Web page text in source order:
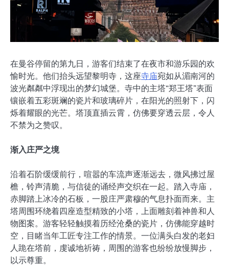
在曼谷停留的第九日，游客们结束了在夜市和游乐园的欢
愉时光。他们抬头远望黎明寺，这座寺庙宛如从湄南河的
波光粼粼中浮现出的梦幻城堡。寺中的主塔“郑王塔”表面
镶嵌着五彩斑斓的瓷片和玻璃碎片，在阳光的照射下，闪
烁着耀眼的光芒。塔顶直插云霄，仿佛要穿透云层，令人
不禁为之赞叹。
渐入庄严之境
沿着石阶缓缓前行，喧嚣的车流声逐渐远去，微风拂过屋
檐，铃声清脆，与信徒的诵经声交织在一起。踏入寺庙，
赤脚踏上冰冷的石板，一股庄严肃穆的气息扑面而来。主
塔周围环绕着四座造型精致的小塔，上面雕刻着神兽和人
物图案。游客轻轻触摸着历经沧桑的瓷片，仿佛能穿越时
空，目睹当年工匠专注工作的情景。一位满头白发的老妇
人跪在塔前，虔诚地祈祷，周围的游客也纷纷放慢脚步，
以示尊重。